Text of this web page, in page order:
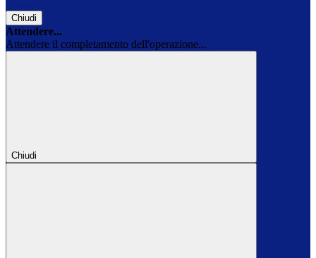
Chiudi
Attendere...
Attendere il completamento dell'operazione...
Chiudi